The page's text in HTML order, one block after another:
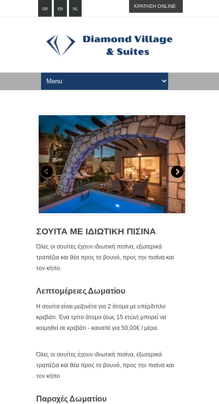
GR EN NL
ΚΡΑΤΗΣΗ ONLINE
ΣΟΥΙΤΑ ΜΕ ΙΔΙΩΤΙΚΗ ΠΙΣΙΝΑ
Όλες οι σουίτες έχουν ιδιωτική πισίνα, εξωτερικά
τραπέζια και θέα προς το βουνό, προς την πισίνα και
τον κήπο.
Λεπτομέρειες Δωματίου
Η σουίτα είναι μεζονέτα για 2 άτομα με υπέρδιπλο
κρεβάτι. Ένα τρίτο άτομο (έως 15 ετών) μπορεί να
κοιμηθεί σε κρεβάτι - καναπέ για 50,00€ / μέρα.
Όλες οι σουίτες έχουν ιδιωτική πισίνα, εξωτερικά
τραπέζια και θέα προς το βουνό, προς την πισίνα και
τον κήπο
Παροχές Δωματίου